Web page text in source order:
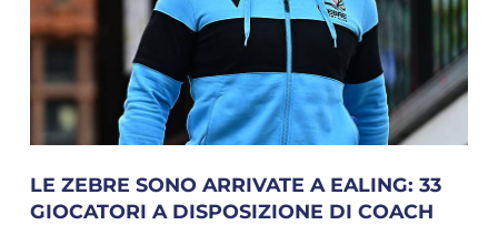
LE ZEBRE SONO ARRIVATE A EALING: 33
GIOCATORI A DISPOSIZIONE DI COACH